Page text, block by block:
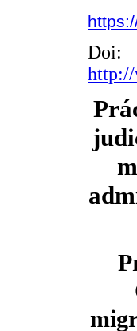
Doi:
http://